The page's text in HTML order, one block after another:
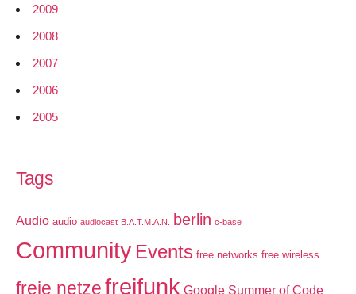
2009
2008
2007
2006
2005
Tags
Audio audio audiocast B.A.T.M.A.N. berlin c-base
Community Events free networks free wireless
freie netzefreifunk Google Summer of Code